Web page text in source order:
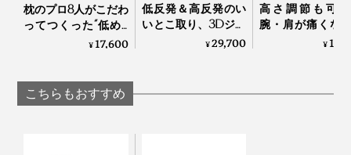
枕のプロ8人がこだわ
ってつくった“低め3
センチ”の究極の枕｜
¥17,600
低反発＆高反発のい
いとこ取り、3Dジェ
ルキューブの「テク
¥29,700
高さ調節も可
腕・肩が痛くな
くい「横向き寝
¥
こちらもおすすめ